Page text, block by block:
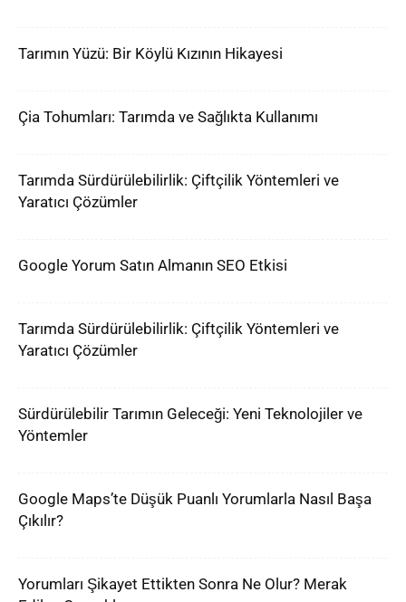
Tarımın Yüzü: Bir Köylü Kızının Hikayesi
Çia Tohumları: Tarımda ve Sağlıkta Kullanımı
Tarımda Sürdürülebilirlik: Çiftçilik Yöntemleri ve
Yaratıcı Çözümler
Google Yorum Satın Almanın SEO Etkisi
Tarımda Sürdürülebilirlik: Çiftçilik Yöntemleri ve
Yaratıcı Çözümler
Sürdürülebilir Tarımın Geleceği: Yeni Teknolojiler ve
Yöntemler
Google Maps’te Düşük Puanlı Yorumlarla Nasıl Başa
Çıkılır?
Yorumları Şikayet Ettikten Sonra Ne Olur? Merak